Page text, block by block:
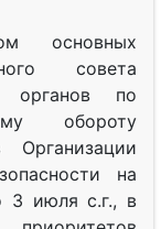
основных
совета
органов по
обороту
Организации
на
3 июля с.г., в